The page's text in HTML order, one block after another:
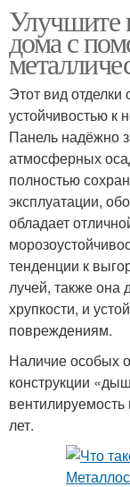
Улучшите
дома с
Этот вид
устойчивостью к
Панель надёжно
атмосферных
полностью
эксплуатации,
обладает
тенденции к
лучей, также она
хрупкости, и
повреждениям.
Наличие особых
конструкции
вентилируемость
лет.